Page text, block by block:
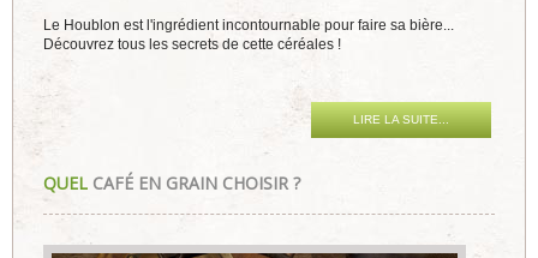
Le Houblon est l'ingrédient incontournable pour faire sa bière...
Découvrez tous les secrets de cette céréales !
LIRE LA SUITE...
QUEL CAFÉ EN GRAIN CHOISIR ?